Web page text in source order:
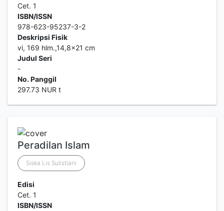
Cet. 1
ISBN/ISSN
978-623-95237-3-2
Deskripsi Fisik
vi, 169 hlm.,14,8x21 cm
Judul Seri
-
No. Panggil
297.73 NUR t
Peradilan Islam
Siska Lis Sulistiani
Edisi
Cet. 1
ISBN/ISSN